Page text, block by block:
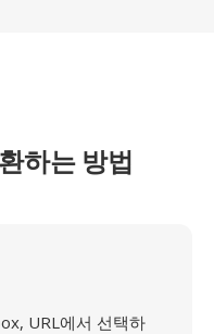
하는 방법
URL에서 선택하